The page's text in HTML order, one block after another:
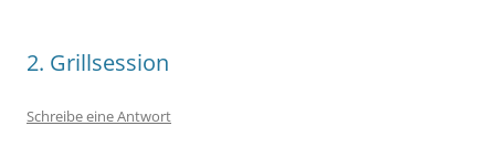
2. Grillsession
Schreibe eine Antwort